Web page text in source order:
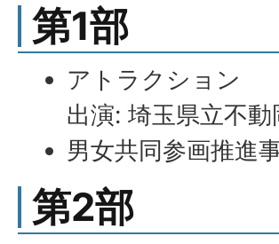
第1部
アトラクション
出演: 埼玉県立不
男女共同参画推進
第2部